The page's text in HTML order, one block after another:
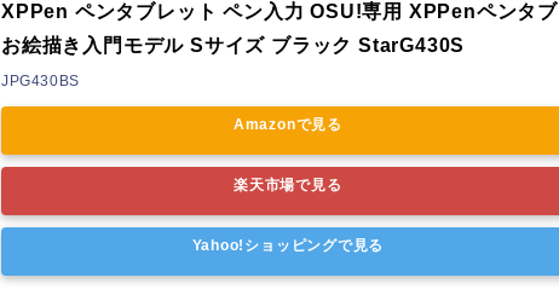
XPPen ペンタブレット ペン入力 OSU!専用 XPPenペンタブ
お絵描き入門モデル Sサイズ ブラック StarG430S
JPG430BS
Amazonで見る
楽天市場で見る
Yahoo!ショッピングで見る